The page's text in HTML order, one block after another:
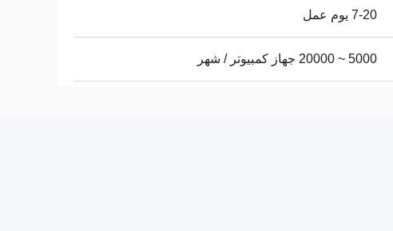
7-20 يوم عمل
5000 ~ 20000 جهاز كمبيوتر / شهر